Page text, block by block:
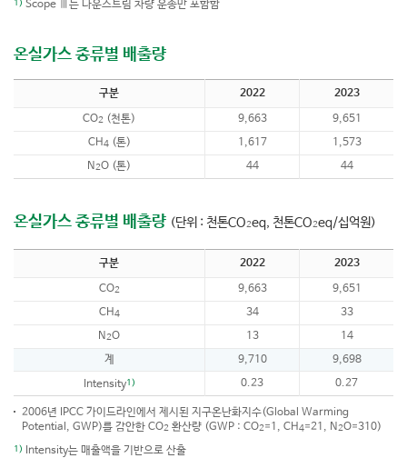
1) Scope Ⅲ는 다운스트림 차량 운송만 포함함
온실가스 종류별 배출량
구분 2022
2023
CO2 (천톤) 9,663
9,651
CH4(톤) 1,617
1,573
N2O (톤) 44 44
온실가스 종류별 배출량 (단위 : 천톤CO2eq, 천톤CO2eq/십억원)
구분 2022
2023
CO2 9,663
9,651
CH4 34
33
N2O 13
14
계
9,710
9,698
Intensity1) 0.23 0.27
2006년 IPCC 가이드라인에서 제시된 지구온난화지수(Global Warming
Potential, GWP)를 감안한 CO2 환산량 (GWP : CO2=1, CH4=21, N2O=310)
1) Intensity는 매출액을 기반으로 산출